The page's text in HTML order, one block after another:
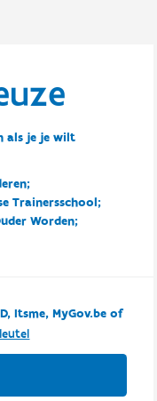
als je je wilt
Trainersschool;
Worden;
Itsme, MyGov.be of